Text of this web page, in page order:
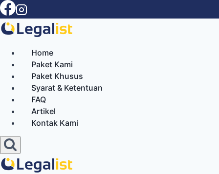
Skip
to
content
Home
Paket Kami
Paket Khusus
Syarat & Ketentuan
FAQ
Artikel
Kontak Kami